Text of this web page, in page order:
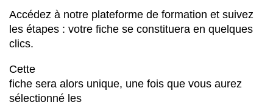
Accédez à notre plateforme de formation et suivez
les étapes : votre fiche se constituera en quelques
clics.
Cette
fiche sera alors unique, une fois que vous aurez
sélectionné les